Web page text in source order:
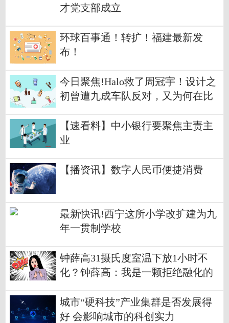
才党支部成立
环球百事通！转扩！福建最新发
布！
今日聚焦!Halo救了周冠宇！设计之
初曾遭九成车队反对，又为何在比
【速看料】中小银行要聚焦主责主
业
【播资讯】数字人民币便捷消费
最新快讯!西宁这所小学改扩建为九
年一贯制学校
钟薛高31摄氏度室温下放1小时不
化？钟薛高：我是一颗拒绝融化的
城市“硬科技”产业集群是否发展得
好 会影响城市的科创实力